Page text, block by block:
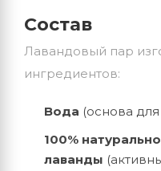
Состав
Лавандовый пар
ингредиентов:
Вода (основа
100%
лаванды